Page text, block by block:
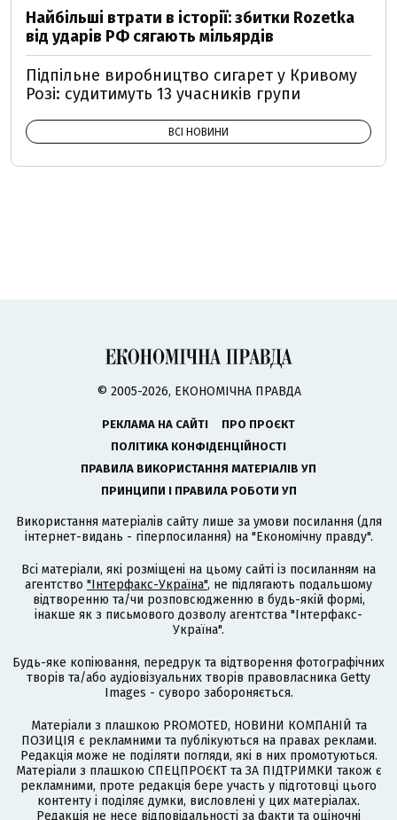
Найбільші втрати в історії: збитки Rozetka
від ударів РФ сягають мільярдів
Підпільне виробництво сигарет у Кривому
Розі: судитимуть 13 учасників групи
ВСІ НОВИНИ
© 2005-2026, ЕКОНОМІЧНА ПРАВДА
РЕКЛАМА НА САЙТІ
ПРО ПРОЄКТ
ПОЛІТИКА КОНФІДЕНЦІЙНОСТІ
ПРАВИЛА ВИКОРИСТАННЯ МАТЕРІАЛІВ УП
ПРИНЦИПИ І ПРАВИЛА РОБОТИ УП
Використання матеріалів сайту лише за умови посилання (для
інтернет-видань - гіперпосилання) на "Економічну правду".
Всі матеріали, які розміщені на цьому сайті із посиланням на
агентство "Інтерфакс-Україна", не підлягають подальшому
відтворенню та/чи розповсюдженню в будь-якій формі,
інакше як з письмового дозволу агентства "Інтерфакс-
Україна".
Будь-яке копіювання, передрук та відтворення фотографічних
творів та/або аудіовізуальних творів правовласника Getty
Images - суворо забороняється.
Матеріали з плашкою PROMOTED, НОВИНИ КОМПАНІЙ та
ПОЗИЦІЯ є рекламними та публікуються на правах реклами.
Редакція може не поділяти погляди, які в них промотуються.
Матеріали з плашкою СПЕЦПРОЄКТ та ЗА ПІДТРИМКИ також є
рекламними, проте редакція бере участь у підготовці цього
контенту і поділяє думки, висловлені у цих матеріалах.
Редакція не несе відповідальності за факти та оціночні